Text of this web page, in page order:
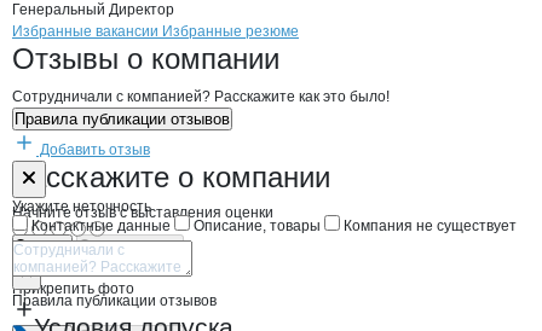
Генеральный Директор
Брендыкомпани Рыбная Компания
Вакансии вРыбная Компания
Избранные вакансии Избранные резюме
Новости oРыбная Компания, ЗАО
Отзывы о компании
Сотрудничали с компанией? Расскажите как это было!
Правила публикации отзывов
Добавить отзыв
Расскажите о компании
Начните отзыв с выставления оценки
Прикрепить фото
Форма обратной связи о неточностях
Укажите неточность
Контактные данные
Описание, товары Компания не существует
Отмена Опубликовать
Правила публикации отзывов